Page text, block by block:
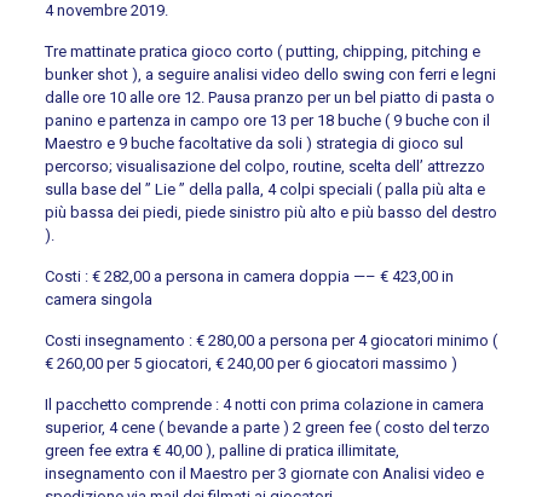
4 novembre 2019.
Tre mattinate pratica gioco corto ( putting, chipping, pitching e
bunker shot ), a seguire analisi video dello swing con ferri e legni
dalle ore 10 alle ore 12. Pausa pranzo per un bel piatto di pasta o
panino e partenza in campo ore 13 per 18 buche ( 9 buche con il
Maestro e 9 buche facoltative da soli ) strategia di gioco sul
percorso; visualisazione del colpo, routine, scelta dell’ attrezzo
sulla base del ” Lie ” della palla, 4 colpi speciali ( palla più alta e
più bassa dei piedi, piede sinistro più alto e più basso del destro
).
Costi : € 282,00 a persona in camera doppia —– € 423,00 in
camera singola
Costi insegnamento : € 280,00 a persona per 4 giocatori minimo (
€ 260,00 per 5 giocatori, € 240,00 per 6 giocatori massimo )
Il pacchetto comprende : 4 notti con prima colazione in camera
superior, 4 cene ( bevande a parte ) 2 green fee ( costo del terzo
green fee extra € 40,00 ), palline di pratica illimitate,
insegnamento con il Maestro per 3 giornate con Analisi video e